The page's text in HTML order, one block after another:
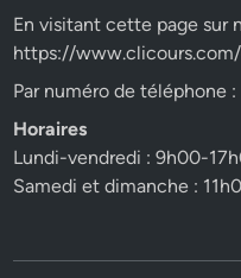
En visitant cette page sur
https://
Par numéro de téléphone
Horaires
Lundi-vendredi : 9h00-
Samedi et dimanche :